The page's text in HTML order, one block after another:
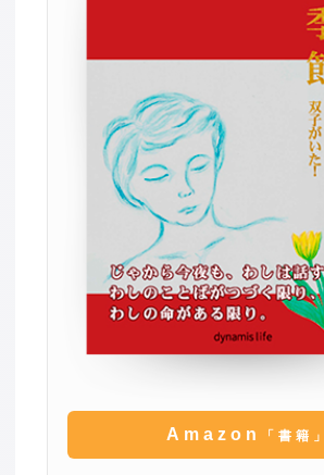
Amazon 「書籍」